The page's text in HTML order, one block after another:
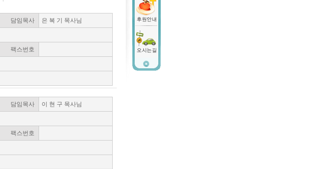
담임목사 은 복 기 목사님
팩스번호
담임목사 이 현 구 목사님
팩스번호